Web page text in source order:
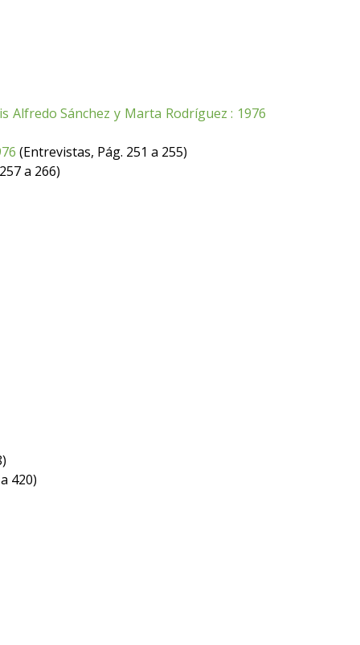
Alfredo Sánchez y Marta Rodríguez : 1976
(Entrevistas, Pág. 251 a 255)
a 266)
420)